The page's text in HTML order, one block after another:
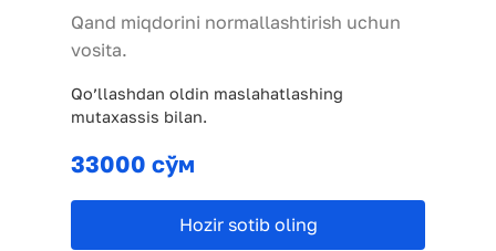
Qand miqdorini normallashtirish uchun
vosita.
Qo’llashdan oldin maslahatlashing
mutaxassis bilan.
33000 сўм
Hozir sotib oling